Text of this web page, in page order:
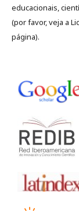
educacionais,
(por favor, veja a
página).